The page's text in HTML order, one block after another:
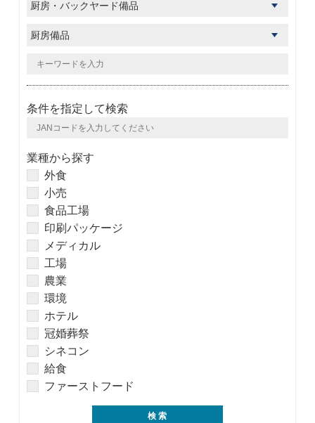
条件を指定して検索
業種から探す
外食
小売
食品工場
印刷パッケージ
メディカル
工場
農業
環境
ホテル
冠婚葬祭
シネコン
給食
ファーストフード